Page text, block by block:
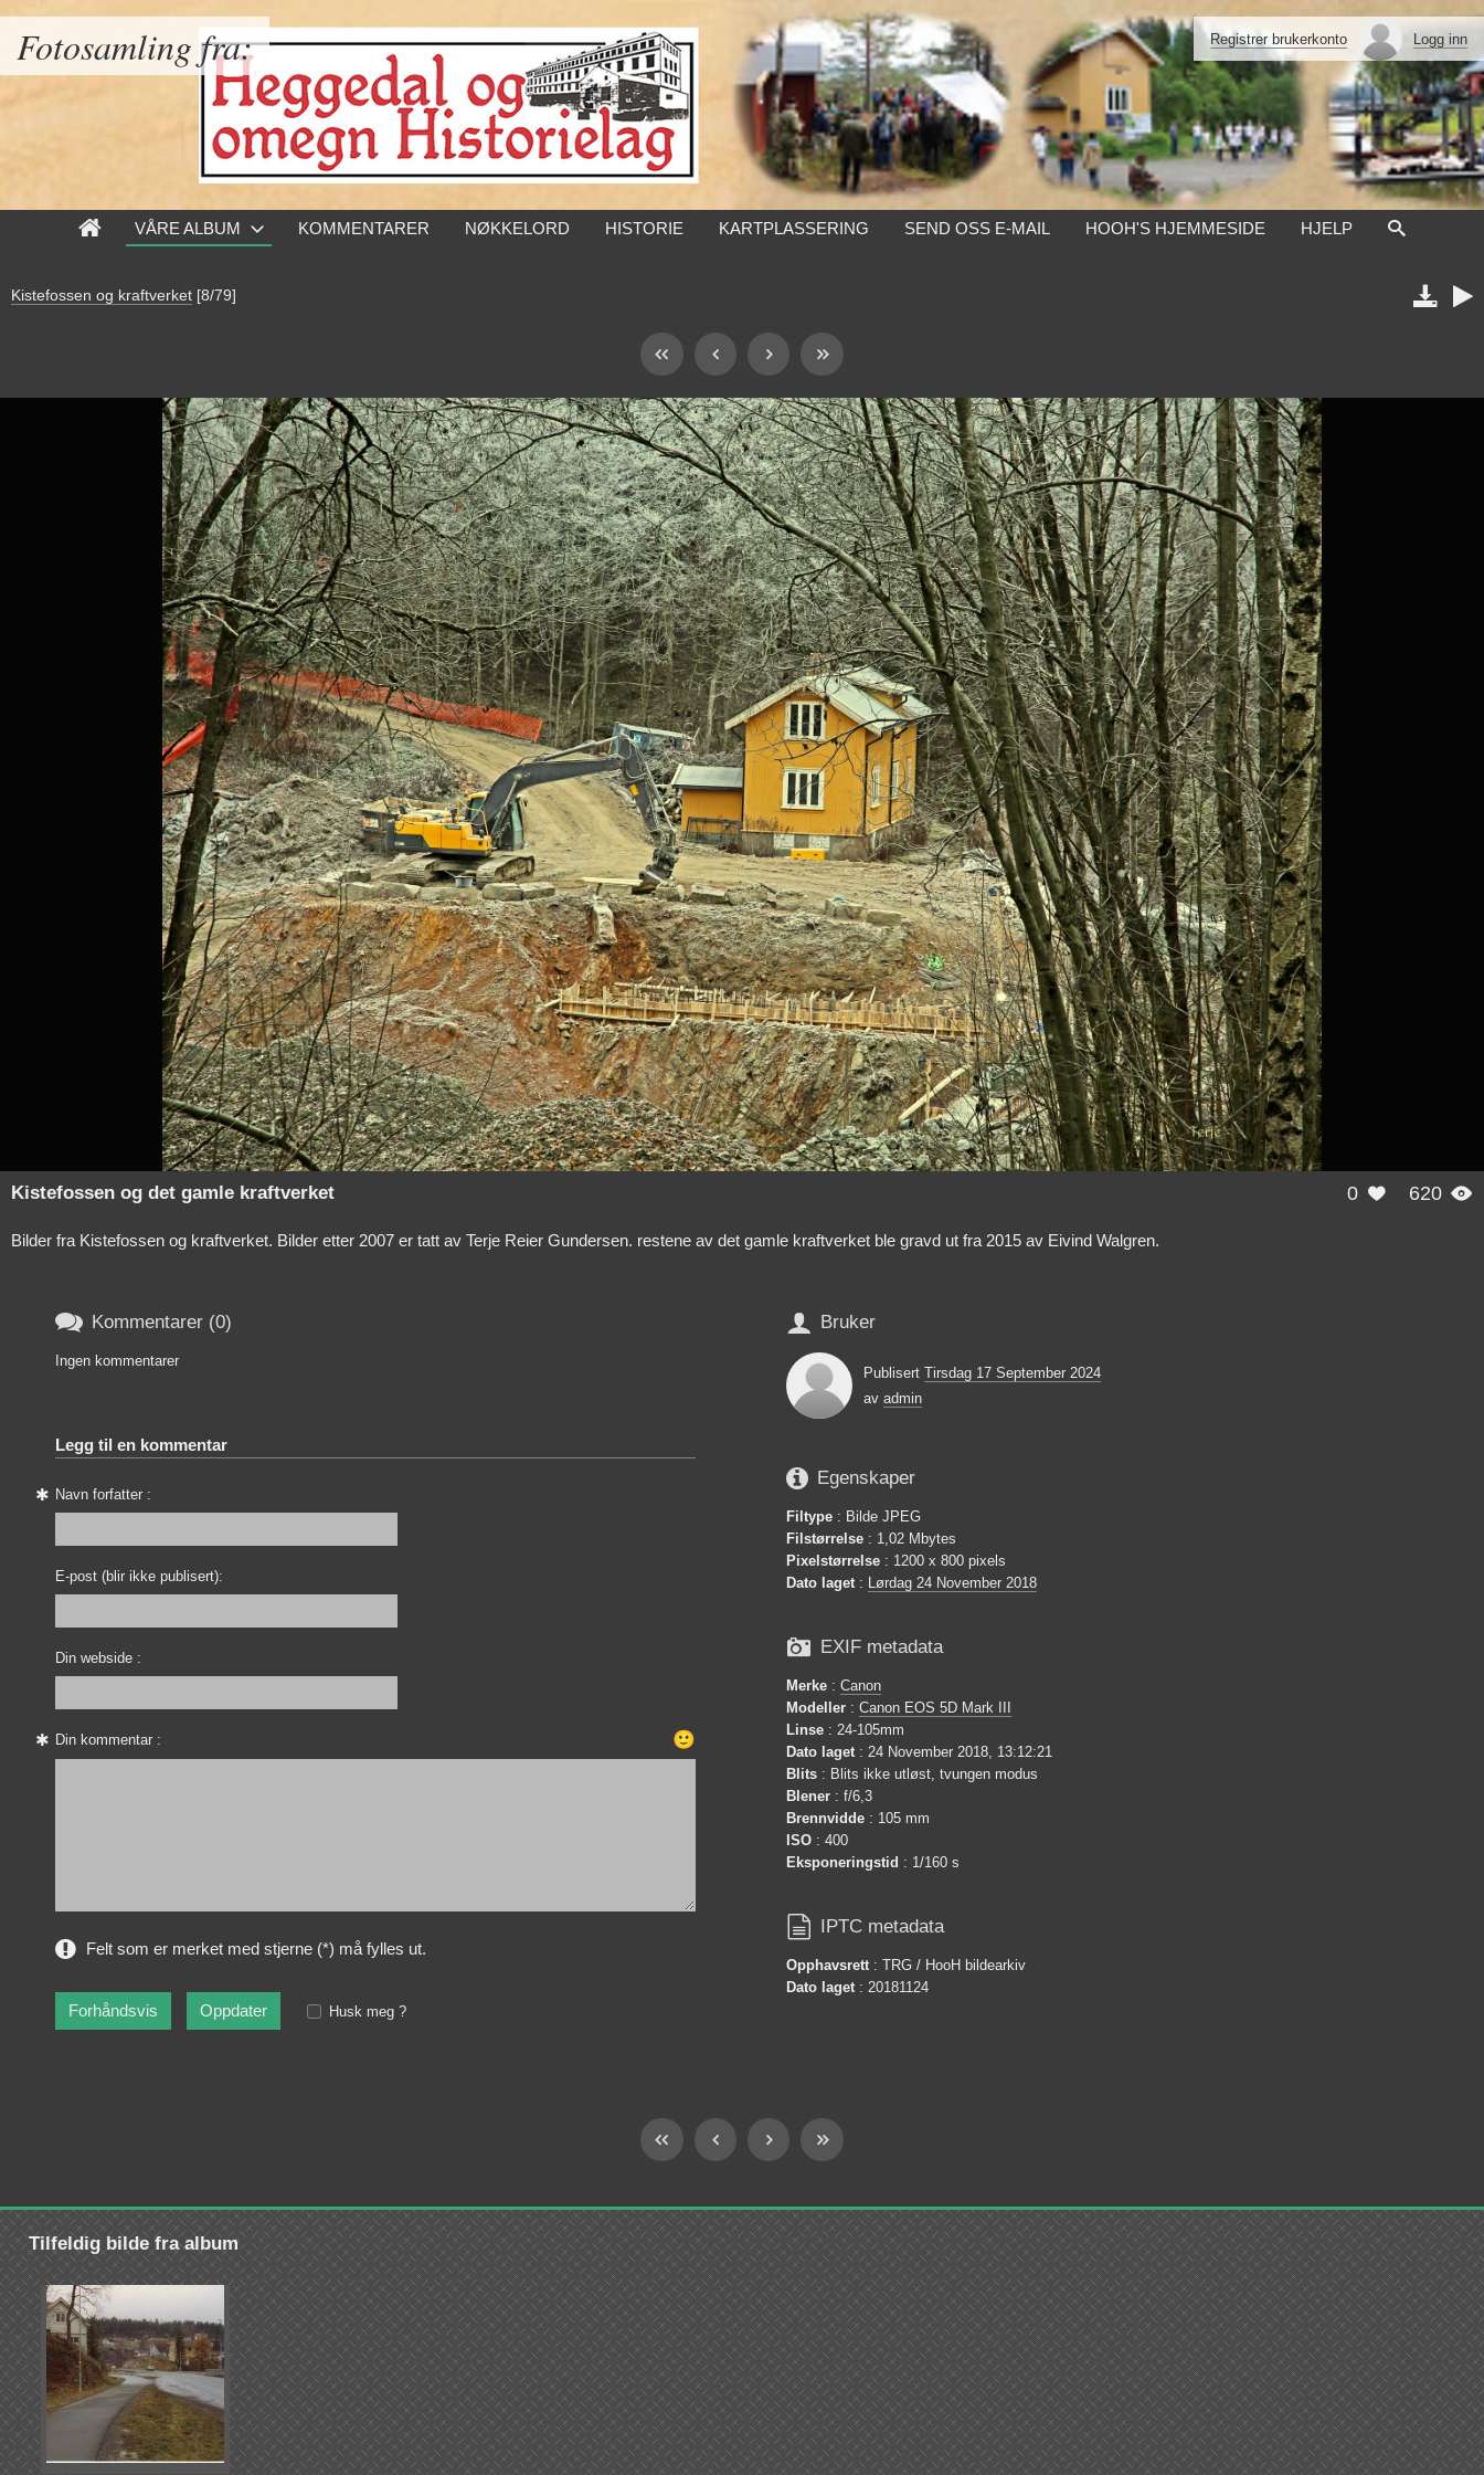
Fotosamling fra: Registrer brukerkonto Logg inn
VÅRE ALBUM KOMMENTARER NØKKELORD HISTORIE KARTPLASSERING SEND OSS E-MAIL HOOH'S HJEMMESIDE HJELP
Kistefossen og kraftverket [8/79]  
0  620 
Kistefossen og det gamle kraftverket
Bilder fra Kistefossen og kraftverket. Bilder etter 2007 er tatt av Terje Reier Gundersen. restene av det gamle kraftverket ble gravd ut fra 2015 av Eivind Walgren.
 Bruker
Publisert Tirsdag 17 September 2024
av admin
 Egenskaper
Filtype : Bilde JPEG
Filstørrelse : 1,02 Mbytes
Pixelstørrelse : 1200 x 800 pixels
Dato laget : Lørdag 24 November 2018
 EXIF metadata
Merke : Canon
Modeller : Canon EOS 5D Mark III
Linse : 24-105mm
Dato laget : 24 November 2018, 13:12:21
Blits : Blits ikke utløst, tvungen modus
Blener : f/6,3
Brennvidde : 105 mm
ISO : 400
Eksponeringstid : 1/160 s
 IPTC metadata
Opphavsrett : TRG / HooH bildearkiv
Dato laget : 20181124
 Kommentarer (0)
Ingen kommentarer
Legg til en kommentar
Navn forfatter :
E-post (blir ikke publisert):
Din webside :
Din kommentar : 🙂
Felt som er merket med stjerne (*) må fylles ut.
Husk meg ?
Tilfeldig bilde fra album